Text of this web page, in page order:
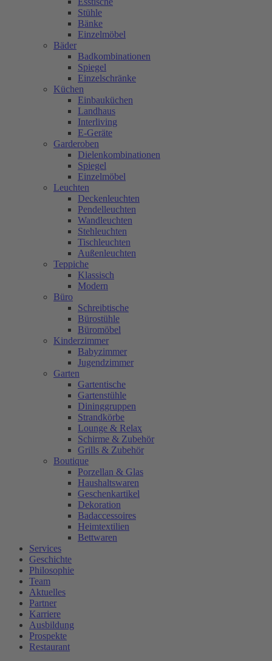
Stühle
Bänke
Einzelmöbel
Bäder
Badkombinationen
Spiegel
Einzelschränke
Küchen
Einbauküchen
Landhaus
Interliving
E-Geräte
Garderoben
Dielenkombinationen
Spiegel
Einzelmöbel
Leuchten
Deckenleuchten
Pendelleuchten
Wandleuchten
Stehleuchten
Tischleuchten
Außenleuchten
Teppiche
Klassisch
Modern
Büro
Schreibtische
Bürostühle
Büromöbel
Kinderzimmer
Babyzimmer
Jugendzimmer
Garten
Gartentische
Gartenstühle
Dininggruppen
Strandkörbe
Lounge & Relax
Schirme & Zubehör
Grills & Zubehör
Boutique
Porzellan & Glas
Haushaltswaren
Geschenkartikel
Dekoration
Badaccessoires
Heimtextilien
Bettwaren
Services
Geschichte
Philosophie
Team
Aktuelles
Partner
Karriere
Ausbildung
Prospekte
Restaurant